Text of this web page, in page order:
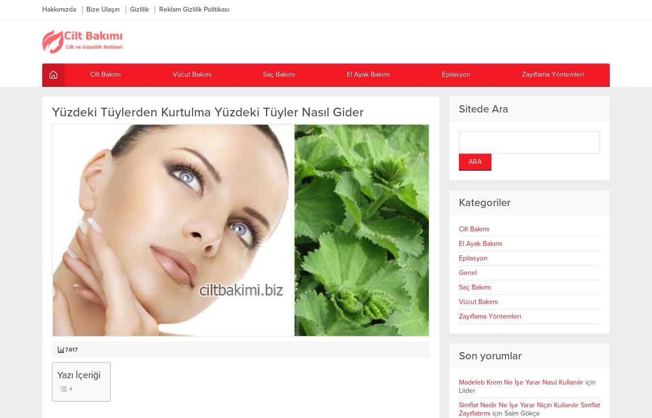
Hakkımızda Bize Ulaşın Gizlilik Reklam Gizlilik Politikası
Cilt Bakımı Vücut Bakımı Saç Bakımı El Ayak Bakımı Epilasyon Zayıflama Yöntemleri
Sitede Ara
Kategoriler
Cilt Bakımı
El Ayak Bakımı
Epilasyon
Genel
Saç Bakımı
Vücut Bakımı
Zayıflama Yöntemleri
Son yorumlar
Madeleb Krem Ne İşe Yarar Nasıl Kullanılır için
Liider
Simflat Nedir Ne İşe Yarar Niçin Kullanılır Simflat
Zayıflatırmı için Saim Gökçe
Yüzdeki Tüylerden Kurtulma Yüzdeki Tüyler Nasıl Gider
7.617
Yazı İçeriği